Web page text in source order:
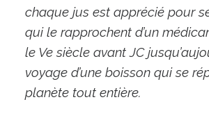
chaque jus est apprécié pour
qui le rapprochent d’un
le Ve siècle avant JC
voyage d’une boisson qui se
planète tout entière.